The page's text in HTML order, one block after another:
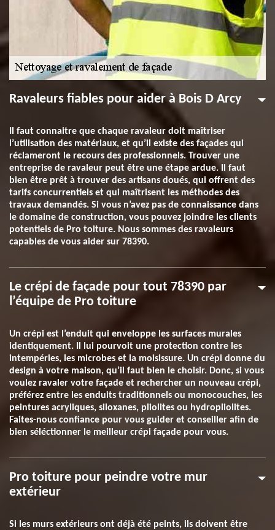
Ravaleurs fiables pour aider à Bois D Arcy
Il faut connaitre que chaque ravaleur doit maîtriser
l’utilisation des matériaux, et qu’il existe des façades qui
réclameront le recours des professionnels. Trouver une
entreprise de ravaleur peut être une étape ardue. Il faut
bien être prêt à trouver des artisans doués, qui offrent des
tarifs concurrentiels et qui maîtrisent les méthodes des
travaux demandés. Si vous n’avez pas de connaissance dans
le domaine de construction, vous pouvez joindre les clients
potentiels de Pro toiture. Nous sommes des ravaleurs
capables de vous aider sur 78390.
Le crépi de façade pour tout 78390 par
l’équipe de Pro toiture
Un crépi est l’enduit qui enveloppe les surfaces murales
identiquement. Il lui pourvoit une protection contre les
intempéries, les microbes et la moisissure. Un crépi donne du
design à votre maison, qu’il faut bien le choisir. Donc, si vous
voulez ravaler votre façade et rechercher un nouveau crépi,
préférez entre les enduits traditionnels ou monocouches, les
peintures acryliques, siloxanes, pliolites ou hydropliolites.
Faites-nous confiance pour vous guider et conseiller afin de
bien séléctionner le meilleur crépi façade pour vous.
Pro toiture pour peindre votre mur
extérieur
Si les murs extérieurs ont déjà été peints, ils doivent être